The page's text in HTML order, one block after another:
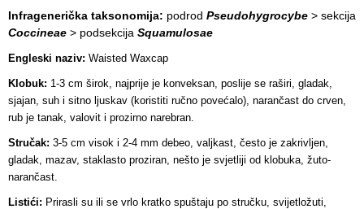
Infragenerička taksonomija: podrod Pseudohygrocybe > sekcija
Coccineae > podsekcija Squamulosae
Engleski naziv: Waisted Waxcap
Klobuk: 1-3 cm širok, najprije je konveksan, poslije se raširi, gladak,
sjajan, suh i sitno ljuskav (koristiti ručno povećalo), narančast do crven,
rub je tanak, valovit i prozirno narebran.
Stručak: 3-5 cm visok i 2-4 mm debeo, valjkast, često je zakrivljen,
gladak, mazav, staklasto proziran, nešto je svjetliji od klobuka, žuto-
narančast.
Listići: Prirasli su ili se vrlo kratko spuštaju po stručku, svijetložuti,